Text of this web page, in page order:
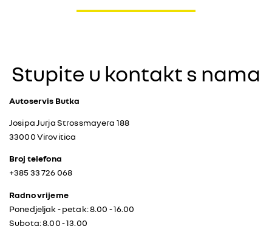
Stupite u kontakt s nama
Autoservis Butka
Josipa Jurja Strossmayera 188
33000 Virovitica
Broj telefona
+38533 726 068
Radno vrijeme
Ponedjeljak - petak: 8.00 - 16.00
Subota: 8.00 - 13.00